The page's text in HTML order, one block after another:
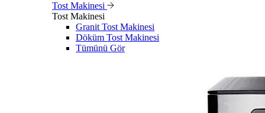
Tost Makinesi
Tost Makinesi
Granit Tost Makinesi
Döküm Tost Makinesi
Tümünü Gör